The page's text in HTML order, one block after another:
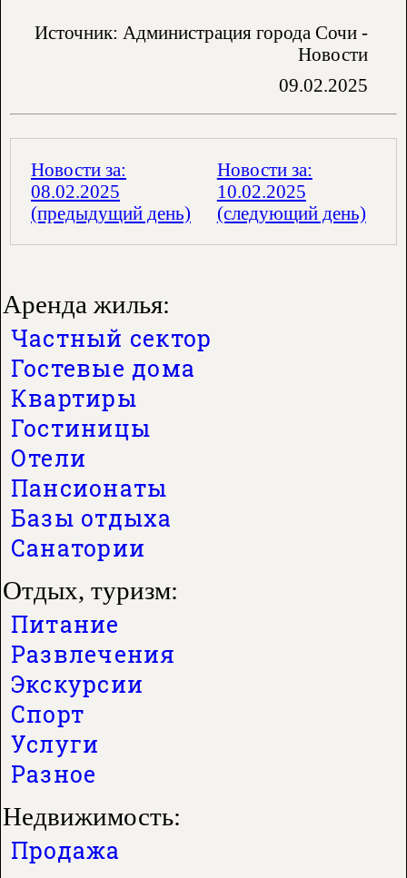
Аренда жилья:
Частный сектор
Гостевые дома
Квартиры
Гостиницы
Отели
Пансионаты
Базы отдыха
Санатории
Отдых, туризм:
Питание
Развлечения
Экскурсии
Спорт
Услуги
Разное
Недвижимость:
Продажа
Источник: Администрация города Сочи -
Новости
09.02.2025
Новости за:
08.02.2025
(предыдущий день)
Новости за:
10.02.2025
(следующий день)